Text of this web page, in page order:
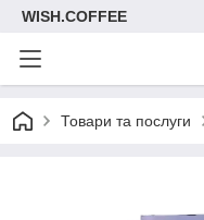
WISH.COFFEE
Товари та послуги